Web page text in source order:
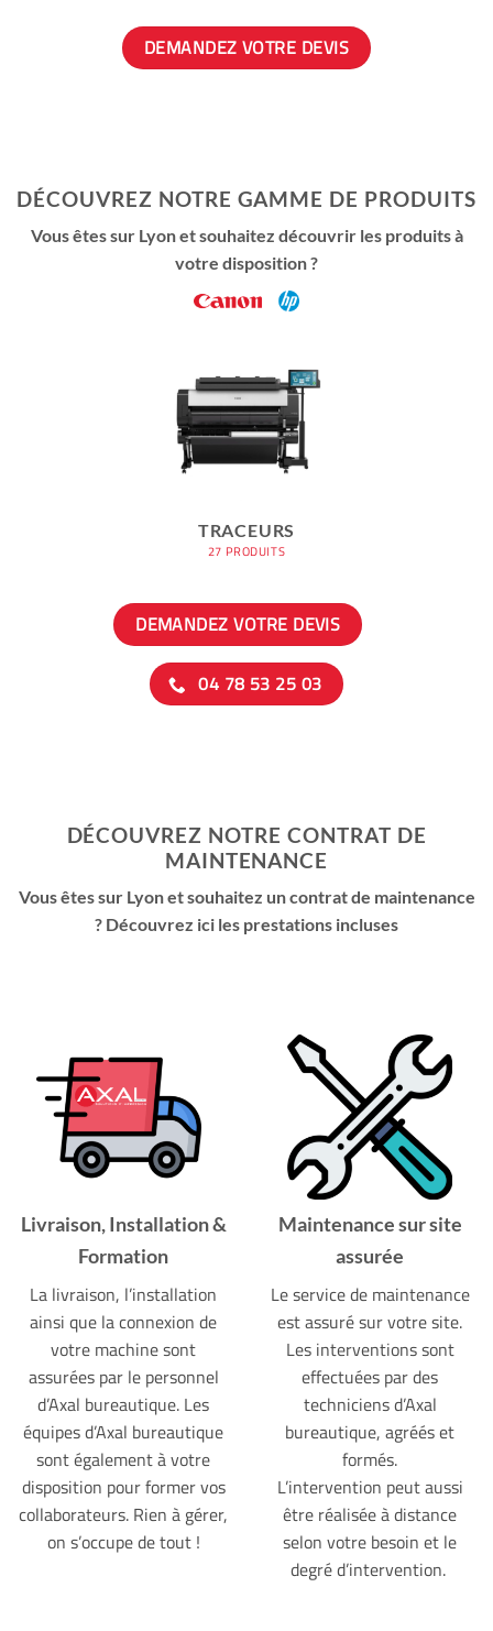
DEMANDEZ VOTRE DEVIS
DÉCOUVREZ NOTRE GAMME DE PRODUITS
Vous êtes sur Lyon et souhaitez découvrir les produits à
votre disposition ?
TRACEURS
27 PRODUITS
DEMANDEZ VOTRE DEVIS
04 78 53 25 03
DÉCOUVREZ NOTRE CONTRAT DE
MAINTENANCE
Vous êtes sur Lyon et souhaitez un contrat de maintenance
? Découvrez ici les prestations incluses
Livraison, Installation &
Formation
La livraison, l’installation
ainsi que la connexion de
votre machine sont
assurées par le personnel
d’Axal bureautique. Les
équipes d’Axal bureautique
sont également à votre
disposition pour former vos
collaborateurs. Rien à gérer,
on s’occupe de tout !
Maintenance sur site
assurée
Le service de maintenance
est assuré sur votre site.
Les interventions sont
effectuées par des
techniciens d’Axal
bureautique, agréés et
formés.
L’intervention peut aussi
être réalisée à distance
selon votre besoin et le
degré d’intervention.